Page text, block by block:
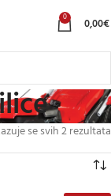
0 0,00€
se svih 2 rezultata